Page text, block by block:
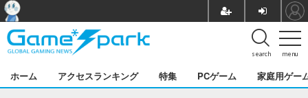
menu
search
ホーム アクセスランキング 特集 PCゲーム 家庭用ゲー